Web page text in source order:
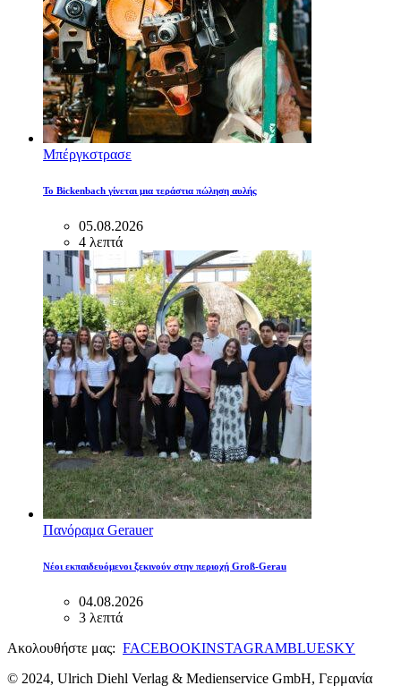
Μπέργκστρασε
Το Bickenbach γίνεται μια τεράστια πώληση αυλής
05.08.2026
4 λεπτά
Πανόραμα Gerauer
Νέοι εκπαιδευόμενοι ξεκινούν στην περιοχή Groß-Gerau
04.08.2026
3 λεπτά
Ακολουθήστε μας: FACEBOOKINSTAGRAMBLUESKY
© 2024, Ulrich Diehl Verlag & Medienservice GmbH, Γερμανία